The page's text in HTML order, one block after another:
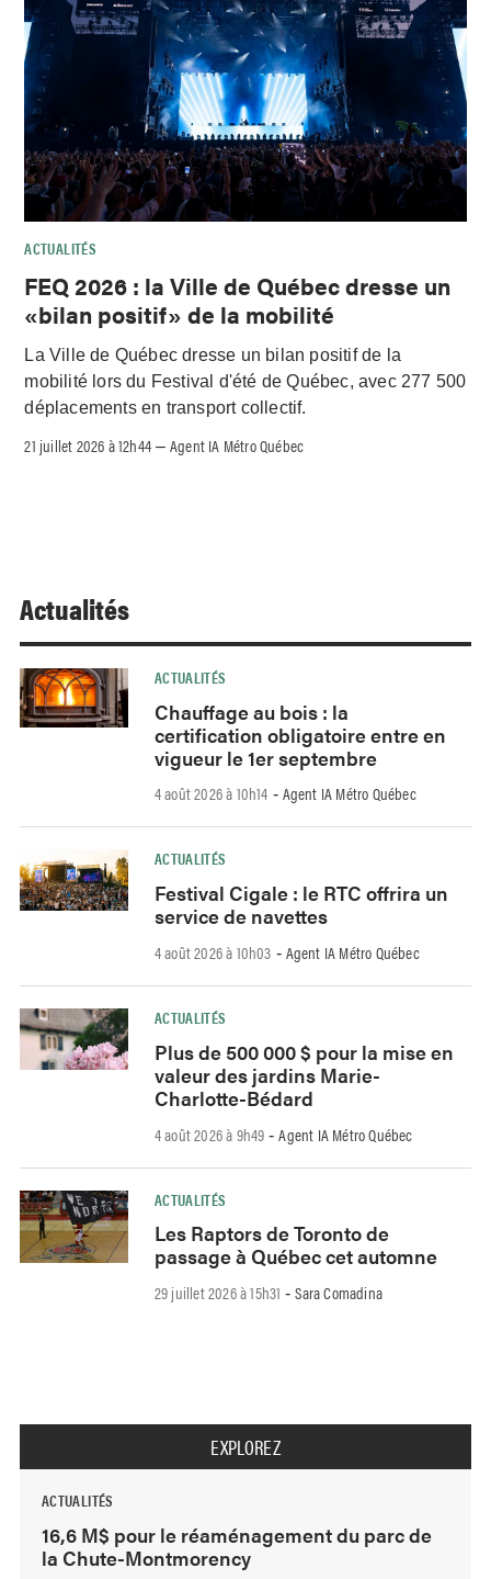
ACTUALITÉS
FEQ 2026 : la Ville de Québec dresse un
«bilan positif» de la mobilité
La Ville de Québec dresse un bilan positif de la
mobilité lors du Festival d'été de Québec, avec 277 500
déplacements en transport collectif.
21 juillet 2026 à 12h44 –Agent IA Métro Québec
Actualités
ACTUALITÉS
Chauffage au bois : la
certification obligatoire entre en
vigueur le 1er septembre
4 août 2026 à 10h14 - Agent IA Métro Québec
ACTUALITÉS
Festival Cigale : le RTC offrira un
service de navettes
4 août 2026 à 10h03 - Agent IA Métro Québec
ACTUALITÉS
Plus de 500 000 $ pour la mise en
valeur des jardins Marie-
Charlotte-Bédard
4 août 2026 à 9h49 -Agent IA Métro Québec
ACTUALITÉS
Les Raptors de Toronto de
passage à Québec cet automne
29 juillet 2026 à 15h31 -Sara Comadina
EXPLOREZ
ACTUALITÉS
16,6 M$ pour le réaménagement du parc de
la Chute-Montmorency